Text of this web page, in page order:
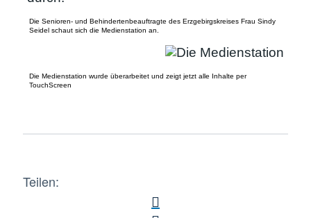
Die Senioren- und Behindertenbeauftragte des Erzgebirgskreises Frau Sindy
Seidel schaut sich die Medienstation an.
Die Medienstation wurde überarbeitet und zeigt jetzt alle Inhalte per
TouchScreen
Teilen: